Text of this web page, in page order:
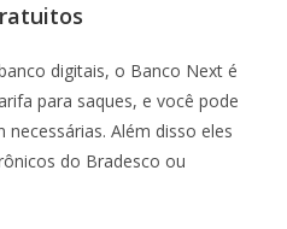
digitais, o Banco Next é
para saques, e você pode
Além disso eles
do Bradesco ou